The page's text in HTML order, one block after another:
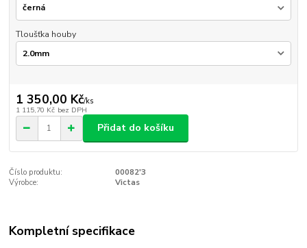
Tloušťka houby
1 350,00 Kč/ks
1 115,70 Kč bez DPH
Přidat do košíku
Číslo produktu:
00082'3
Výrobce:
Victas
Kompletní specifikace